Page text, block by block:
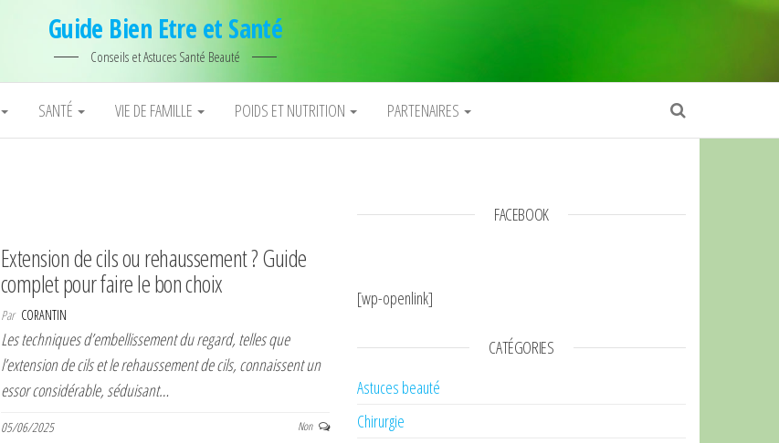
Guide Bien Etre et Santé
Conseils et Astuces Santé Beauté
SANTÉ VIE DE FAMILLE POIDS ET NUTRITION PARTENAIRES
Extension de cils ou rehaussement ? Guide
complet pour faire le bon choix
Par CORANTIN
Les techniques d’embellissement du regard, telles que
l’extension de cils et le rehaussement de cils, connaissent un
essor considérable, séduisant…
05/06/2025 Non
FACEBOOK
[wp-openlink]
CATÉGORIES
Astuces beauté
Chirurgie